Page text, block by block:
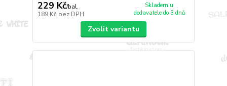
229 Kč/bal.
189 Kč bez DPH
Skladem u
dodavatele do 3 dnů
Zvolit variantu